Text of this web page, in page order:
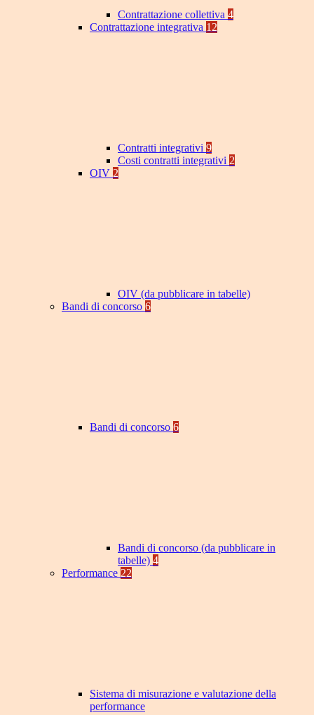
Contrattazione collettiva 4
Contrattazione integrativa 12
Contratti integrativi 9
Costi contratti integrativi 2
OIV 2
OIV (da pubblicare in tabelle)
Bandi di concorso 6
Bandi di concorso 6
Bandi di concorso (da pubblicare in
tabelle) 4
Performance 22
Sistema di misurazione e valutazione della
performance